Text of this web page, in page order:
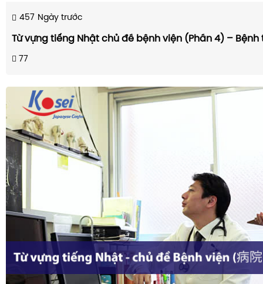
457 Ngày trước
Từ vựng tiếng Nhật chủ đề bệnh viện (Phần 4) – Bệnh
77